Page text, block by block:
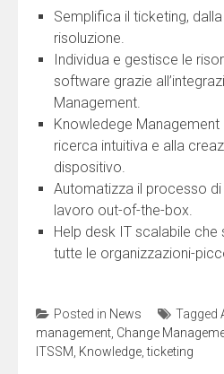
Semplifica il ticketing,
risoluzione.
Individua e gestisce le
software grazie
Management.
Knowledege
ricerca intuitiva e alla
dispositivo.
Automatizza il processo
lavoro out-of-the-box.
Help desk IT scalabile
tutte le organizzazioni-
Posted in News Tagged
management Change
ITSSM Knowledge ,ticketing